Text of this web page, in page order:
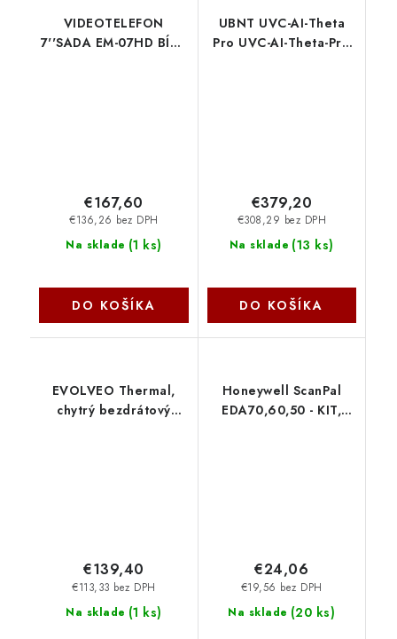
VIDEOTELEFON
7''SADA EM-07HD BÍLÁ
Na sklade (1 ks)
€136,26 bez DPH
€167,60
DO KOŠÍKA
UBNT UVC-AI-Theta
Pro UVC-AI-Theta-Pro
Na sklade (13 ks)
€308,29 bez DPH
€379,20
DO KOŠÍKA
EVOLVEO Thermal,
chytrý bezdrátový
Na sklade (1 ks)
€113,33 bez DPH
€139,40
Honeywell ScanPal
EDA70,60,50 - KIT,
Na sklade (20 ks)
€19,56 bez DPH
€24,06